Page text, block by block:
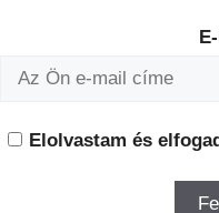
Elolvastam és